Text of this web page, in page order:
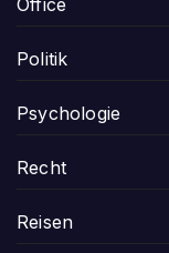
Politik
Psychologie
Recht
Reisen